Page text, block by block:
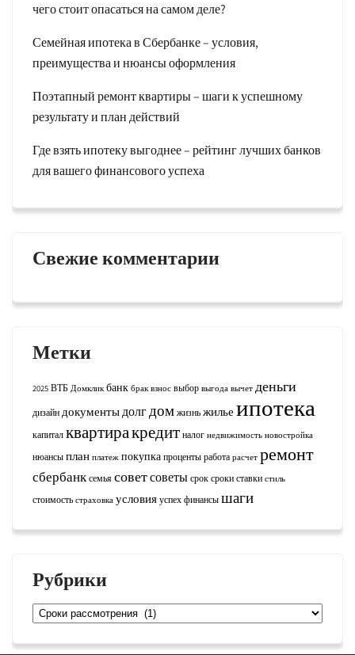
чего стоит опасаться на самом деле?
Семейная ипотека в Сбербанке – условия,
преимущества и нюансы оформления
Поэтапный ремонт квартиры – шаги к успешному
результату и план действий
Где взять ипотеку выгоднее – рейтинг лучших банков
для вашего финансового успеха
Свежие комментарии
Метки
2025 ВТБ Домклик банк брак взнос выбор выгода вычет деньги
дизайндокументыдолгдомжизньжилье ипотека
капиталквартиракредитналог недвижимость новостройка
нюансыплан платеж покупкапроцентыработа расчет ремонт
сбербанксемьясоветсоветысроксрокиставки стиль
стоимость страховка условияуспехфинансышаги
Рубрики
Рубрики